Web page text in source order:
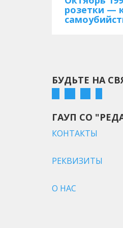
розетки —
БУДЬТЕ НА
ГАУП СО
КОНТАКТЫ
РЕКВИЗИТЫ
О НАС